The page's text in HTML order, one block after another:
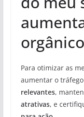
Para otimizar as
aumentar o
relevantes,
atrativas, e